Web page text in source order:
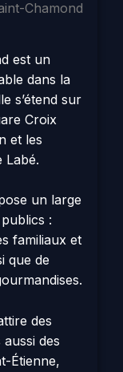
Chamond
est un
dans la
s’étend sur
Croix
et les
Labé.
un large
:
familiaux et
que de
des
des
Étienne,